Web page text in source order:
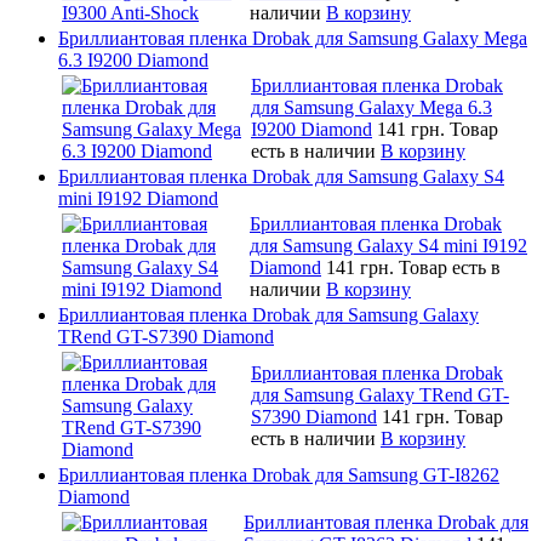
наличии В корзину
Бриллиантовая пленка Drobak для Samsung Galaxy Mega
6.3 I9200 Diamond
Бриллиантовая пленка Drobak
для Samsung Galaxy Mega 6.3
I9200 Diamond 141 грн. Товар
есть в наличии В корзину
Бриллиантовая пленка Drobak для Samsung Galaxy S4
mini I9192 Diamond
Бриллиантовая пленка Drobak
для Samsung Galaxy S4 mini I9192
Diamond 141 грн. Товар есть в
наличии В корзину
Бриллиантовая пленка Drobak для Samsung Galaxy
TRend GT-S7390 Diamond
Бриллиантовая пленка Drobak
для Samsung Galaxy TRend GT-
S7390 Diamond 141 грн. Товар
есть в наличии В корзину
Бриллиантовая пленка Drobak для Samsung GT-I8262
Diamond
Бриллиантовая пленка Drobak для